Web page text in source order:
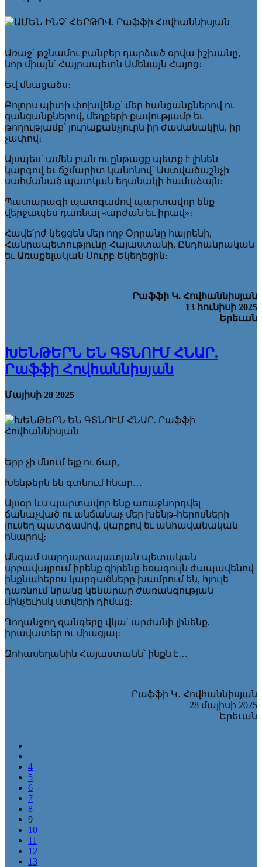
Առաջ՝ թշնամու բանբեր դարձած օրվա իշխանը,
նոր միայն՝ Հայրապետն Ամենայն Հայոց։
Եվ մնացածս։
Բոլորս պիտի փոխվենք՝ մեր հանցանքներով ու
զանցանքներով, մեղքերի քավությամբ եւ
թողությամբ՝ յուրաքանչյուրն իր ժամանակին, իր
չափով։
Այսպես՝ ամեն բան ու ընթացք պետք է լինեն
կարգով եւ ճշմարիտ կանոնով՝ Աստվածաշնչի
սահմանած պատկան եղանակի համաձայն։
Պատարագի պատգամով պարտավոր ենք
վերջապես դառնալ «արժան եւ իրավ»։
Հավե՛րժ կեցցեն մեր ողջ Օրրանը հայրենի,
Հանրապետությունը Հայաստանի, Ընդհանրական
եւ Առաքելական Սուրբ Եկեղեցին։
Րաֆֆի Կ. Հովհաննիսյան
13 հունիսի 2025
Երեւան
ԽԵՆԹԵՐՆ ԵՆ ԳՏՆՈՒՄ ՀՆԱՐ.
Րաֆֆի Հովհաննիսյան
Մայիսի 28 2025
Երբ չի մնում ելք ու ճար,
Խենթերն են գտնում հնար…
Այսօր ևս պարտավոր ենք առաջնորդվել
ճանաչված ու անճանաչ մեր խենթ-հերոսների
լուսեղ պատգամով, վարքով եւ անհավանական
հնարով։
Անգամ սարդարապատյան պետական
սրբավայրում իրենք զիրենք եռագույն ժապավենով
ինքնահերոս կարգածները խամրում են, հյուլե
դառնում նրանց կենարար ժառանգության
մինչեւիսկ ստվերի դիմաց։
Ղողանջող զանգերը վկա՝ արժանի լինենք,
իրավատեր ու միացյալ։
Զոհասեղանին Հայաստանն՝ ինքն է…
Րաֆֆի Կ․ Հովհաննիսյան
28 մայիսի 2025
Երեւան
4
5
6
7
8
9
10
11
12
13